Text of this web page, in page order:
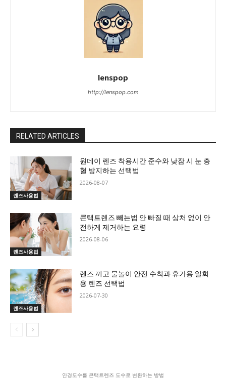
lenspop
http://lenspop.com
RELATED ARTICLES
렌즈사용법
원데이 렌즈 착용시간 준수와 낮잠 시 눈 충
혈 방지하는 선택법
2026-08-07
렌즈사용법
콘택트렌즈 빼는법 안 빠질 때 상처 없이 안
전하게 제거하는 요령
2026-08-06
렌즈사용법
렌즈 끼고 물놀이 안전 수칙과 휴가용 일회
용 렌즈 선택법
2026-07-30
안경도수를 콘택트렌즈 도수로 변환하는 방법